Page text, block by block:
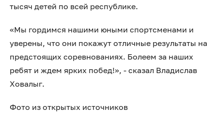
тысяч детей по всей республике.
«Мы гордимся нашими юными спортсменами и
уверены, что они покажут отличные результаты на
предстоящих соревнованиях. Болеем за наших
ребят и ждем ярких побед!», - сказал Владислав
Ховалыг.
Фото из открытых источников